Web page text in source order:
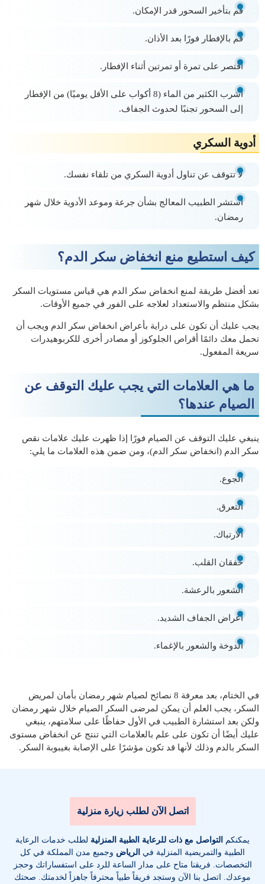
قم بتأخير السحور قدر الإمكان.
قم بالإفطار فورًا بعد الأذان.
اقتصر على تمرة أو تمرتين أثناء الإفطار.
اشرب الكثير من الماء (8 أكواب على الأقل يوميًا) من الإفطار
إلى السحور تجنبًا لحدوث الجفاف.
أدوية السكري
لا تتوقف عن تناول أدوية السكري من تلقاء نفسك.
استشر الطبيب المعالج بشأن جرعة وموعد الأدوية خلال شهر
رمضان.
كيف استطيع منع انخفاض سكر الدم؟
تعد أفضل طريقة لمنع انخفاض سكر الدم هي قياس مستويات السكر
بشكل منتظم والاستعداد لعلاجه على الفور في جميع الأوقات.
يجب عليك أن تكون على دراية بأعراض انخفاض سكر الدم ويجب أن
تحمل معك دائمًا أقراص الجلوكوز أو مصادر أخرى للكربوهيدرات
سريعة المفعول.
ما هي العلامات التي يجب عليك التوقف عن
الصيام عندها؟
ينبغي عليك التوقف عن الصيام فورًا إذا ظهرت عليك علامات نقص
سكر الدم (انخفاض سكر الدم)، ومن ضمن هذه العلامات ما يلي:
الجوع.
التعرق.
الارتباك.
خفقان القلب.
الشعور بالرعشة.
أعراض الجفاف الشديد.
الدوخة والشعور بالإغماء.
في الختام، بعد معرفة 8 نصائح لصيام شهر رمضان بأمان لمريض
السكر، يجب العلم أن يمكن لمرضى السكر الصيام خلال شهر رمضان
ولكن بعد استشارة الطبيب في الأول حفاظًا على سلامتهم، ينبغي
عليك أيضًا أن تكون على علم بالعلامات التي تنتج عن انخفاض مستوى
السكر بالدم وذلك لأنها قد تكون مؤشرًا على الإصابة بغيبوبة السكر.
اتصل الآن لطلب زيارة منزلية
يمكنكم التواصل مع ذات للرعاية الطبية المنزلية لطلب خدمات الرعاية
الطبية والتمريضية المنزلية في الرياض وجميع مدن المملكة في كل
التخصصات . فريقنا متاح على مدار الساعة للرد على استفساراتك وحجز
موعدك. اتصل بنا الآن وستجد فريقاً طبياً محترفاً جاهزاً لخدمتك. صحتك